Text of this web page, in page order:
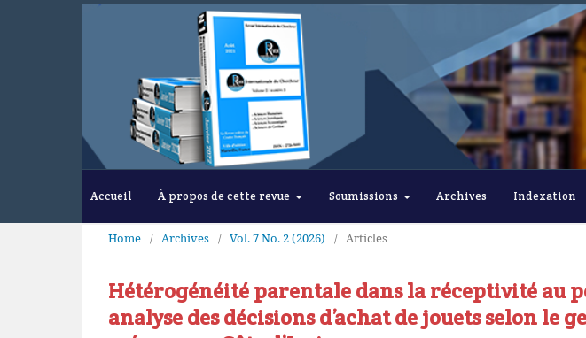
Accueil À propos de cette revue Soumissions Archives Indexation
Home / Archives / Vol. 7 No. 2 (2026) / Articles
Hétérogénéité parentale dans la réceptivité au
analyse des décisions d’achat de jouets selon le